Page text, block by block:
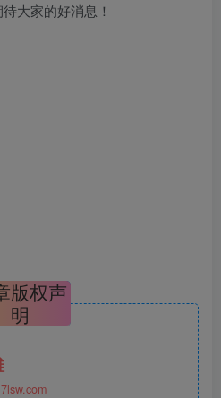
大家的好消息！
版权声
明